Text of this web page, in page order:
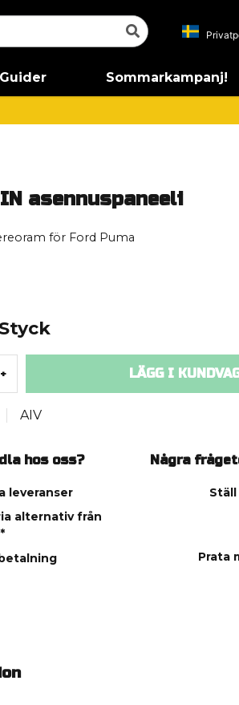
Guider Sommarkampanj!
asennuspaneeli
för Ford Puma
+ LÄGG I
AIV
hos oss?
leveranser
alternativ från
Några
Prata